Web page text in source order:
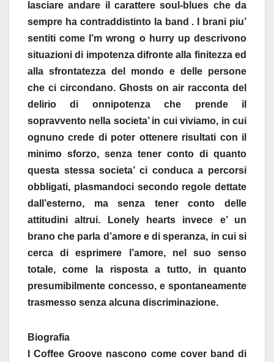
lasciare andare il carattere soul-blues che da
sempre ha contraddistinto la band . I brani piu’
sentiti come I’m wrong o hurry up descrivono
situazioni di impotenza difronte alla finitezza ed
alla sfrontatezza del mondo e delle persone
che ci circondano. Ghosts on air racconta del
delirio di onnipotenza che prende il
sopravvento nella societa’ in cui viviamo, in cui
ognuno crede di poter ottenere risultati con il
minimo sforzo, senza tener conto di quanto
questa stessa societa’ ci conduca a percorsi
obbligati, plasmandoci secondo regole dettate
dall’esterno, ma senza tener conto delle
attitudini altrui. Lonely hearts invece e’ un
brano che parla d’amore e di speranza, in cui si
cerca di esprimere l’amore, nel suo senso
totale, come la risposta a tutto, in quanto
presumibilmente concesso, e spontaneamente
trasmesso senza alcuna discriminazione.
Biografia
I Coffee Groove nascono come cover band di